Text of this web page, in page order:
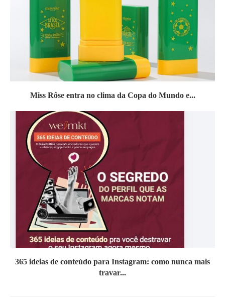
Miss Rôse entra no clima da Copa do Mundo e...
365 ideias de conteúdo para Instagram: como nunca mais
travar...